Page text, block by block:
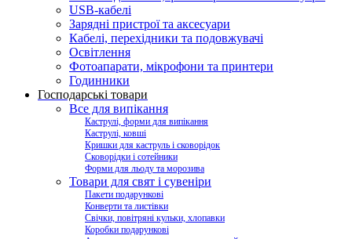
USB-кабелі
Зарядні пристрої та аксесуари
Кабелі, перехідники та подовжувачі
Освітлення
Фотоапарати, мікрофони та принтери
Годинники
Господарські товари
Все для випікання
Каструлі, форми для випікання
Каструлі, ковші
Кришки для каструль і сковорідок
Сковорідки і сотейники
Форми для льоду та морозива
Товари для свят і сувеніри
Пакети подарункові
Конверти та листівки
Свічки, повітряні кульки, хлопавки
Коробки подарункові